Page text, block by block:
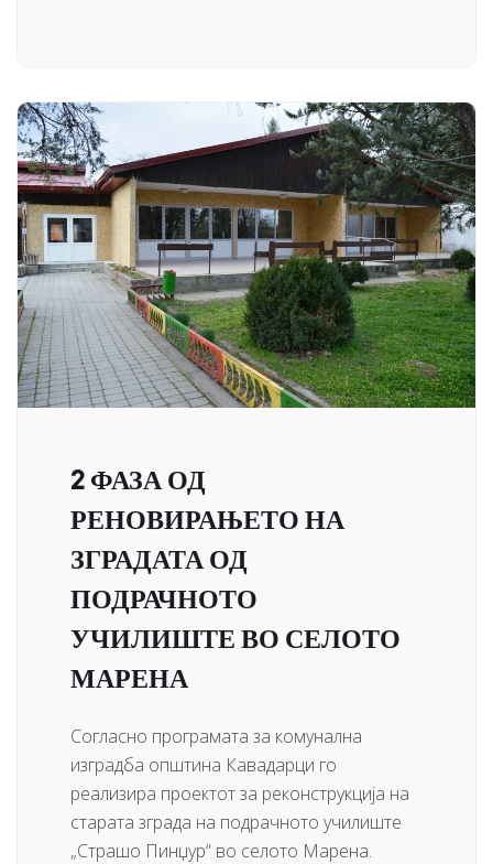
2 ФАЗА ОД
РЕНОВИРАЊЕТО НА
ЗГРАДАТА ОД
ПОДРАЧНОТО
УЧИЛИШТЕ ВО СЕЛОТО
МАРЕНА
Согласно програмата за комунална
изградба општина Кавадарци го
реализира проектот за реконструкција на
старата зграда на подрачното училиште
„Страшо Пинџур“ во селото Марена.